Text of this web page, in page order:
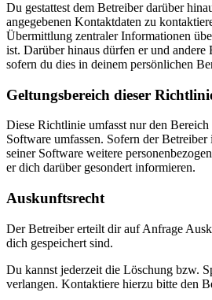
Du gestattest dem Betreiber darüber
angegebenen Kontaktdaten zu
Übermittlung zentraler Informationen
ist. Darüber hinaus dürfen er und
sofern du dies in deinem persönlichen
Geltungsbereich dieser
Diese Richtlinie umfasst nur den
Software umfassen. Sofern der
seiner Software weitere
er dich darüber gesondert informieren.
Auskunftsrecht
Der Betreiber erteilt dir auf Anfrage
dich gespeichert sind.
Du kannst jederzeit die Löschung bzw.
verlangen. Kontaktiere hierzu bitte den